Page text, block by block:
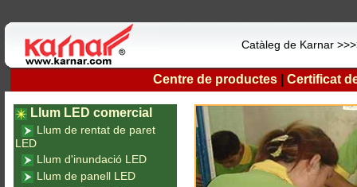
Catàleg de Karnar
Centre de productes Certificat
Llum LED comercial
Llum de rentat de paret
LED
Llum d'inundació LED
Llum de panell LED